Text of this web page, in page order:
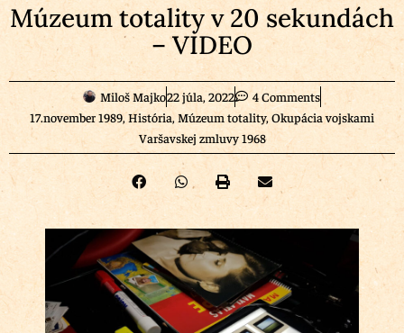
Múzeum totality v 20 sekundách
– VIDEO
Miloš Majko22 júla, 2022
4 Comments
17.november 1989,História, Múzeum totality, Okupácia vojskami
Varšavskej zmluvy 1968